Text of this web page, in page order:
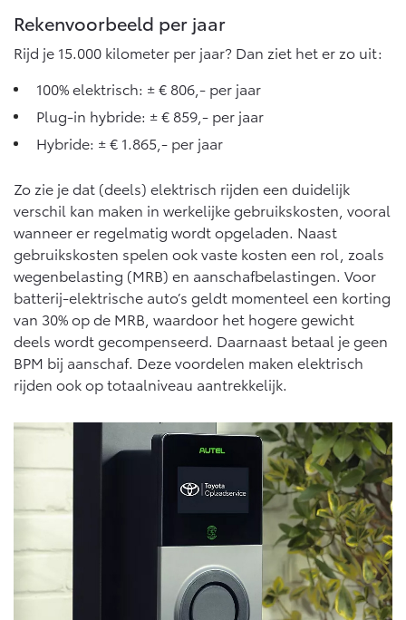
Rekenvoorbeeld per jaar
Rijd je 15.000 kilometer per jaar? Dan ziet het er zo uit:
100% elektrisch: ± € 806,- per jaar
Plug-in hybride: ± € 859,- per jaar
Hybride: ± € 1.865,- per jaar
Zo zie je dat (deels) elektrisch rijden een duidelijk
verschil kan maken in werkelijke gebruikskosten, vooral
wanneer er regelmatig wordt opgeladen. Naast
gebruikskosten spelen ook vaste kosten een rol, zoals
wegenbelasting (MRB) en aanschafbelastingen. Voor
batterij-elektrische auto’s geldt momenteel een korting
van 30% op de MRB, waardoor het hogere gewicht
deels wordt gecompenseerd. Daarnaast betaal je geen
BPM bij aanschaf. Deze voordelen maken elektrisch
rijden ook op totaalniveau aantrekkelijk.